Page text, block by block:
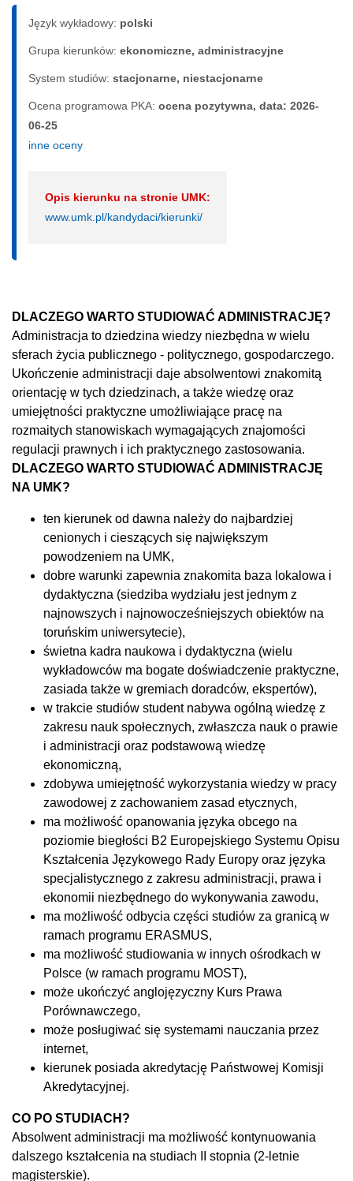
Język wykładowy: polski
Grupa kierunków: ekonomiczne, administracyjne
System studiów: sta­cjo­nar­ne, nie­sta­cjo­nar­ne
Ocena programowa PKA: ocena pozytywna, data: 2026-
06-25
inne oceny
Opis kierunku na stronie UMK:
www.umk.pl/kandydaci/kierunki/
DLACZEGO WARTO STUDIOWAĆ ADMINISTRACJĘ?
Administracja to dziedzina wiedzy niezbędna w wielu
sferach życia publicznego - politycznego, gospodarczego.
Ukończenie administracji daje absolwentowi znakomitą
orientację w tych dziedzinach, a także wiedzę oraz
umiejętności praktyczne umożliwiające pracę na
rozmaitych stanowiskach wymagających znajomości
regulacji prawnych i ich praktycznego zastosowania.
DLACZEGO WARTO STUDIOWAĆ ADMINISTRACJĘ
NA UMK?
ten kierunek od dawna należy do najbardziej
cenionych i cieszących się największym
powodzeniem na UMK,
dobre warunki zapewnia znakomita baza lokalowa i
dydaktyczna (siedziba wydziału jest jednym z
najnowszych i najnowocześniejszych obiektów na
toruńskim uniwersytecie),
świetna kadra naukowa i dydaktyczna (wielu
wykładowców ma bogate doświadczenie praktyczne,
zasiada także w gremiach doradców, ekspertów),
w trakcie studiów student nabywa ogólną wiedzę z
zakresu nauk społecznych, zwłaszcza nauk o prawie
i administracji oraz podstawową wiedzę
ekonomiczną,
zdobywa umiejętność wykorzystania wiedzy w pracy
zawodowej z zachowaniem zasad etycznych,
ma możliwość opanowania języka obcego na
poziomie biegłości B2 Europejskiego Systemu Opisu
Kształcenia Językowego Rady Europy oraz języka
specjalistycznego z zakresu administracji, prawa i
ekonomii niezbędnego do wykonywania zawodu,
ma możliwość odbycia części studiów za granicą w
ramach programu ERASMUS,
ma możliwość studiowania w innych ośrodkach w
Polsce (w ramach programu MOST),
może ukończyć anglojęzyczny Kurs Prawa
Porównawczego,
może posługiwać się systemami nauczania przez
internet,
kierunek posiada akredytację Państwowej Komisji
Akredytacyjnej.
CO PO STUDIACH?
Absolwent administracji ma możliwość kontynuowania
dalszego kształcenia na studiach II stopnia (2-letnie
magisterskie).